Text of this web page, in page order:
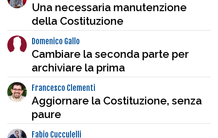
Una necessaria manutenzione
della Costituzione
Domenico Gallo
Cambiare la seconda parte per
archiviare la prima
Francesco Clementi
Aggiornare la Costituzione, senza
paure
Fabio Cucculelli